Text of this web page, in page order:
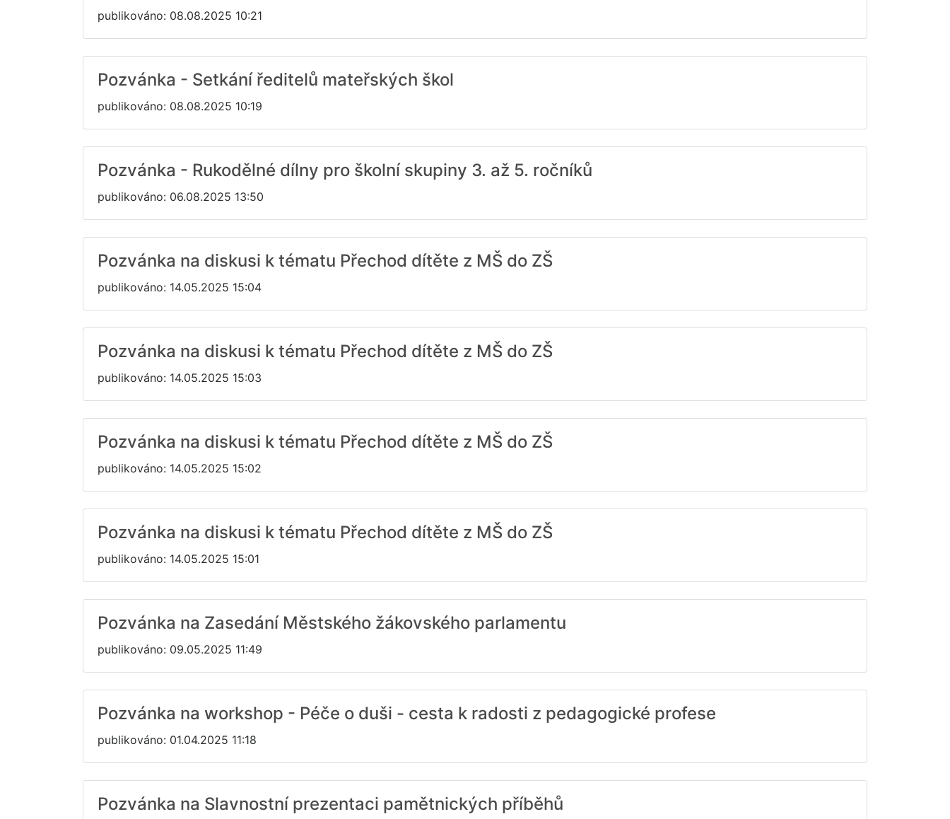
publikováno: 08.08.2025 10:21
Pozvánka - Setkání ředitelů mateřských škol
publikováno: 08.08.2025 10:19
Pozvánka - Rukodělné dílny pro školní skupiny 3. až 5. ročníků
publikováno: 06.08.2025 13:50
Pozvánka na diskusi k tématu Přechod dítěte z MŠ do ZŠ
publikováno: 14.05.2025 15:04
Pozvánka na diskusi k tématu Přechod dítěte z MŠ do ZŠ
publikováno: 14.05.2025 15:03
Pozvánka na diskusi k tématu Přechod dítěte z MŠ do ZŠ
publikováno: 14.05.2025 15:02
Pozvánka na diskusi k tématu Přechod dítěte z MŠ do ZŠ
publikováno: 14.05.2025 15:01
Pozvánka na Zasedání Městského žákovského parlamentu
publikováno: 09.05.2025 11:49
Pozvánka na workshop - Péče o duši - cesta k radosti z pedagogické profese
publikováno: 01.04.2025 11:18
Pozvánka na Slavnostní prezentaci pamětnických příběhů